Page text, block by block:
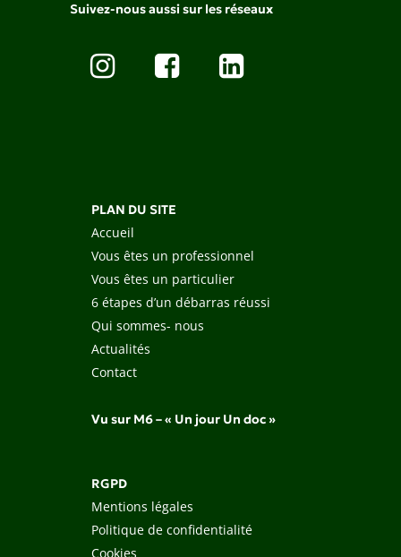
Suivez-nous aussi sur les réseaux
PLAN DU SITE
Accueil
Vous êtes un professionnel
Vous êtes un particulier
6 étapes d’un débarras réussi
Qui sommes- nous
Actualités
Contact
Vu sur M6 – « Un jour Un doc »
RGPD
Mentions légales
Politique de confidentialité
Cookies